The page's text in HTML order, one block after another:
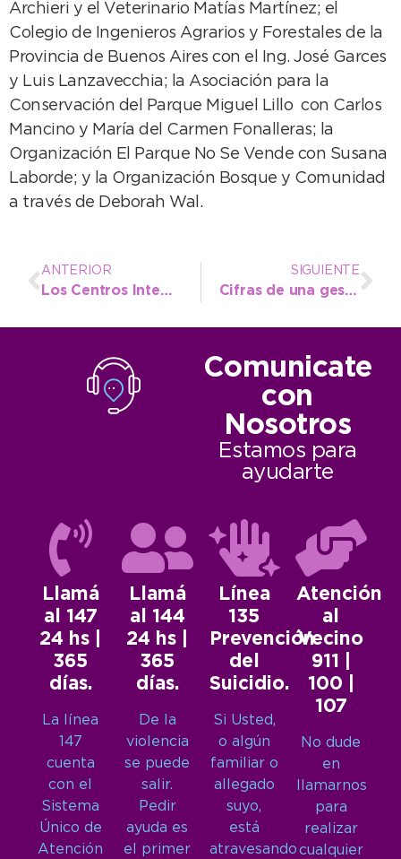
Archieri y el Veterinario Matías Martínez; el
Colegio de Ingenieros Agrarios y Forestales de la
Provincia de Buenos Aires con el Ing. José Garces
y Luis Lanzavecchia; la Asociación para la
Conservación del Parque Miguel Lillo con Carlos
Mancino y María del Carmen Fonalleras; la
Organización El Parque No Se Vende con Susana
Laborde; y la Organización Bosque y Comunidad
a través de Deborah Wal.
ANTERIOR
Los Centros Integradores Municipales cuentan con Plan Fines y cursos de Formación Profesional
SIGUIENTE
Cifras de una gestión eficiente: bajó la deuda pública y se alcanzó el índice pleno de transparencia fiscal
Comunicate
con
Nosotros
Estamos para
ayudarte
Llamá
al 147
24 hs |
365
días.
La línea
147
cuenta
con el
Sistema
Único de
Atención
Llamá
al 144
24 hs |
365
días.
De la
violencia
se puede
salir.
Pedir
ayuda es
el primer
Línea
135
Prevención
del
Suicidio.
Si Usted,
o algún
familiar o
allegado
suyo,
está
atravesando
Atención
al
Vecino
911 |
100 |
107
No dude
en
llamarnos
para
realizar
cualquier